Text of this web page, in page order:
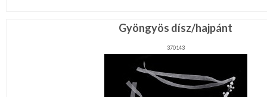
Gyöngyös dísz/hajpánt
370143